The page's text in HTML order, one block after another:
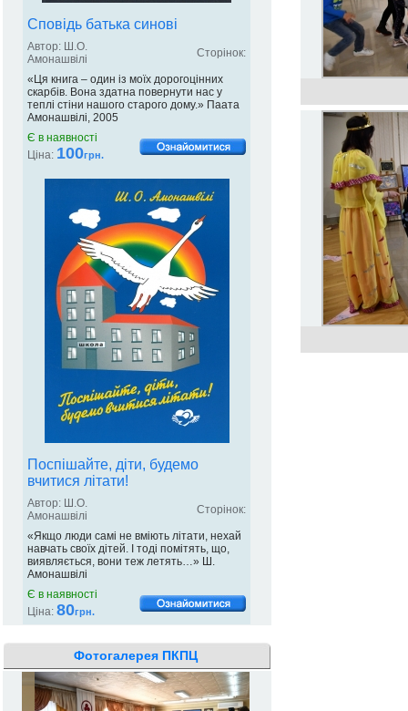
Сповідь батька синові
Автор: Ш.О.
Амонашвілі
Сторінок:
«Ця книга – один із моїх дорогоцінних
скарбів. Вона здатна повернути нас у
теплі стіни нашого старого дому.» Паата
Амонашвілі, 2005
Є в наявності
Ціна: 100грн.
Поспішайте, діти, будемо
вчитися літати!
Автор: Ш.О.
Амонашвілі
Сторінок:
«Якщо люди самі не вміють літати, нехай
навчать своїх дітей. І тоді помітять, що,
виявляється, вони теж летять…» Ш.
Амонашвілі
Є в наявності
Ціна: 80грн.
Фотогалерея ПКПЦ